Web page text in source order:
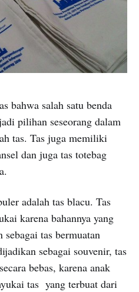
bahwa salah satu benda
pilihan seseorang dalam
tas. Tas juga memiliki
dan juga tas totebag
adalah tas blacu. Tas
karena bahannya yang
tas bermuatan
sebagai souvenir, tas
bebas, karena anak
tas yang terbuat dari